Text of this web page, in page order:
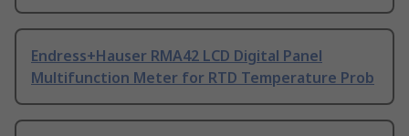
Endress+Hauser RMA42 LCD Digital Panel
Multifunction Meter for RTD Temperature Prob